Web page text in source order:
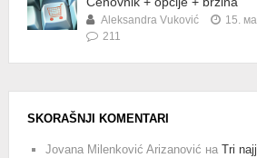
Aleksandra Vuković 15.
211
SKORAŠNJI KOMENTARI
Jovana Milenković Arizanović на Tri